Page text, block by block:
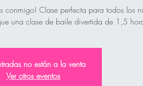
conmigo! Clase perfecta para todos los
una clase de baile divertida de 1,5
no están a la venta
Ver otros eventos